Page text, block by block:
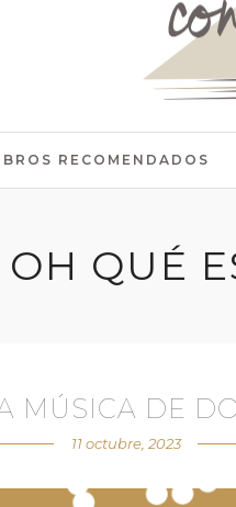
RECOMENDADOS
OH QUÉ
MÚSICA DE
11 octubre, 2023